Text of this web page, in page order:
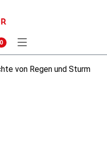
0
von Regen und Sturm